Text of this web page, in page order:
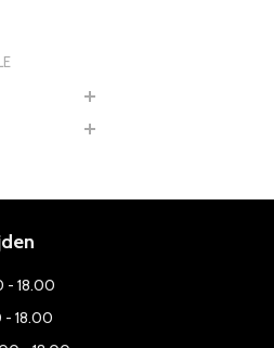
- 18.00
- 18.00